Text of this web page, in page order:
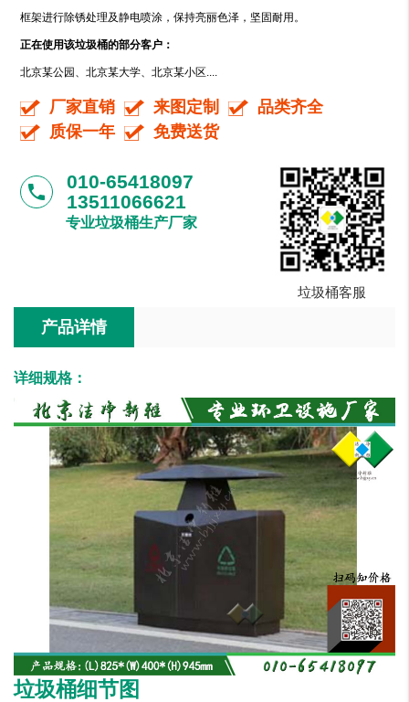
框架进行除锈处理及静电喷涂，保持亮丽色泽，坚固耐用。
正在使用该垃圾桶的部分客户：
北京某公园、北京某大学、北京某小区....
厂家直销 来图定制
品类齐全
质保一年
免费送货
phone
010-65418097
13511066621
专业垃圾桶生产厂家
垃圾桶客服
产品详情
详细规格：
垃圾桶细节图